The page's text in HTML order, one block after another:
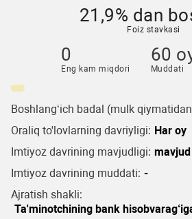
21,9% dan
Foiz stavkasi
0
Eng kam miqdori
60
Muddati
Boshlang‘ich badal (mulk
Oraliq to'lovlarning davriyligi: Har oy
Imtiyoz davrining mavjudligi:
Imtiyoz davrining muddati: -
Ajratish shakli:
Ta'minotchining bank